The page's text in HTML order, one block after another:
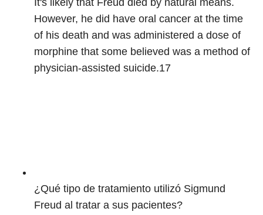
It's likely that Freud died by natural means.
However, he did have oral cancer at the time
of his death and was administered a dose of
morphine that some believed was a method of
physician-assisted suicide.17
¿Qué tipo de tratamiento utilizó Sigmund
Freud al tratar a sus pacientes?